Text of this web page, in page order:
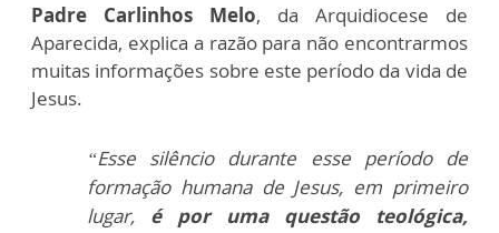
Padre Carlinhos Melo, da Arquidiocese de
Aparecida, explica a razão para não encontrarmos
muitas informações sobre este período da vida de
Jesus.
“Esse silêncio durante esse período de
formação humana de Jesus, em primeiro
lugar, é por uma questão teológica,